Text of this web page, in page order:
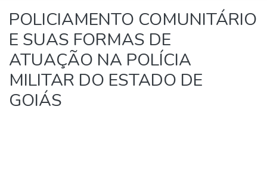
POLICIAMENTO COMUNITÁRIO
E SUAS FORMAS DE
ATUAÇÃO NA POLÍCIA
MILITAR DO ESTADO DE
GOIÁS